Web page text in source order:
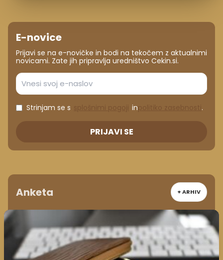
E-novice
Prijavi se na e-novičke in bodi na tekočem z aktualnimi
novicami. Zate jih pripravlja uredništvo Cekin.si.
Strinjam se s in .
PRIJAVI SE
Anketa + ARHIV